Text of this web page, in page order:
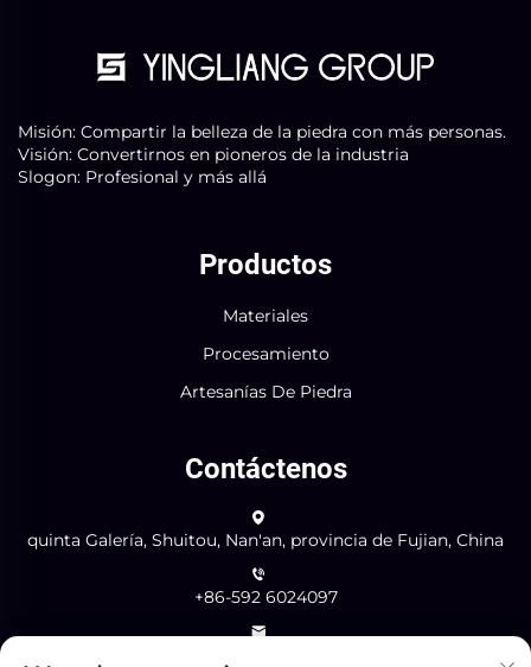
Misión: Compartir la belleza de la piedra con más personas.
Visión: Convertirnos en pioneros de la industria
Slogon: Profesional y más allá
Productos
Materiales
Procesamiento
Artesanías De Piedra
Contáctenos
quinta Galería, Shuitou, Nan'an, provincia de Fujian, China
+86-592 6024097